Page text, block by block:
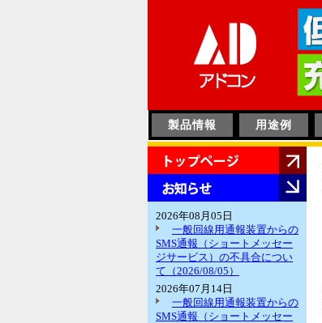
製品情報 用途例
せ2026年08月05日
一般回線用通報装置からの
SMS通報（ショートメッセー
ジサービス）の不具合につい
て（2026/08/05）
2026年07月14日
一般回線用通報装置からの
SMS通報（ショートメッセー